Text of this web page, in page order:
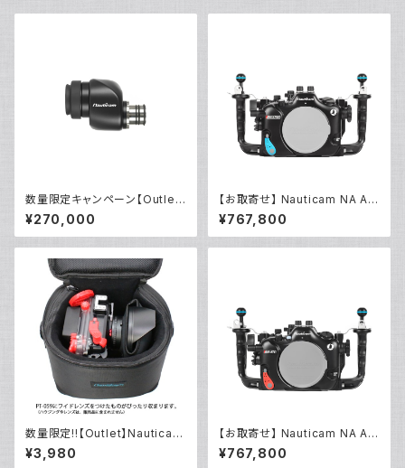
数量限定キャンペーン【Outlet/
展示使用品】Nauticam NA ウ
ルトラビューファインダー180 ×
0.8 [21400]
¥270,000
【お取寄せ】 Nauticam NA A7
RVI [10599]
¥767,800
数量限定!!【Outlet】Nauticam
NA ハウジングキャリングバッグ
MS
¥3,980
【お取寄せ】 Nauticam NA A7
V [10594]
¥767,800